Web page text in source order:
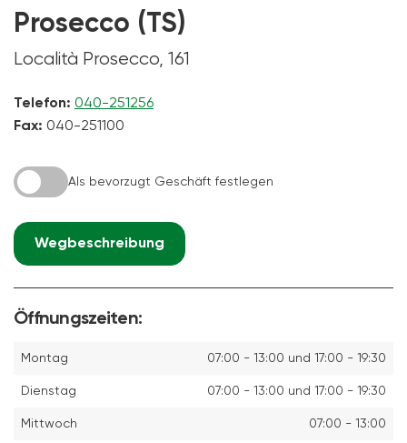
Prosecco (TS)
Località Prosecco, 161
Telefon: 040-251256
Fax: 040-251100
Als bevorzugt Geschäft festlegen
Wegbeschreibung
Öffnungszeiten:
Montag 07:00 - 13:00 und 17:00 - 19:30
Dienstag 07:00 - 13:00 und 17:00 - 19:30
Mittwoch 07:00 - 13:00